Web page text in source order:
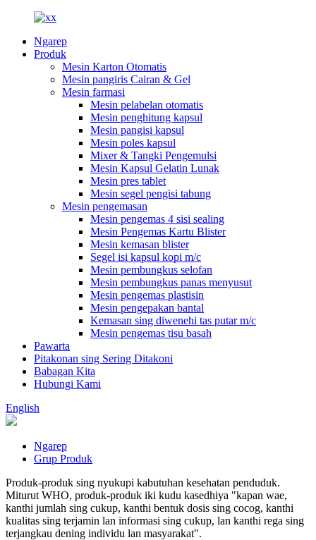
Ngarep
Produk
Mesin Karton Otomatis
Mesin pangiris Cairan & Gel
Mesin farmasi
Mesin pelabelan otomatis
Mesin penghitung kapsul
Mesin pangisi kapsul
Mesin poles kapsul
Mixer & Tangki Pengemulsi
Mesin Kapsul Gelatin Lunak
Mesin pres tablet
Mesin segel pengisi tabung
Mesin pengemasan
Mesin pengemas 4 sisi sealing
Mesin Pengemas Kartu Blister
Mesin kemasan blister
Segel isi kapsul kopi m/c
Mesin pembungkus selofan
Mesin pembungkus panas menyusut
Mesin pengemas plastisin
Mesin pengepakan bantal
Kemasan sing diwenehi tas putar m/c
Mesin pengemas tisu basah
Pawarta
Pitakonan sing Sering Ditakoni
Babagan Kita
Hubungi Kami
English
Ngarep
Grup Produk
Produk-produk sing nyukupi kabutuhan kesehatan penduduk.
Miturut WHO, produk-produk iki kudu kasedhiya "kapan wae,
kanthi jumlah sing cukup, kanthi bentuk dosis sing cocog, kanthi
kualitas sing terjamin lan informasi sing cukup, lan kanthi rega sing
terjangkau dening individu lan masyarakat".